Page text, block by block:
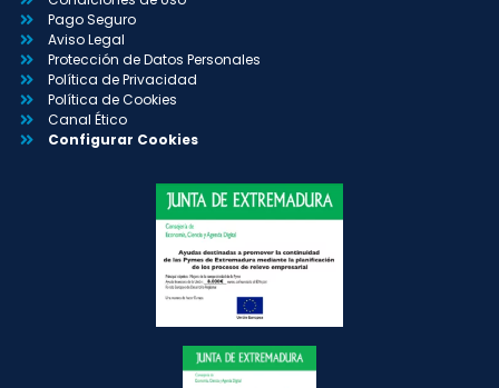
Pago Seguro
Aviso Legal
Protección de Datos Personales
Política de Privacidad
Política de Cookies
Canal Ético
Configurar Cookies